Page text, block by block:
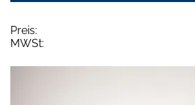
Preis:
MWSt: